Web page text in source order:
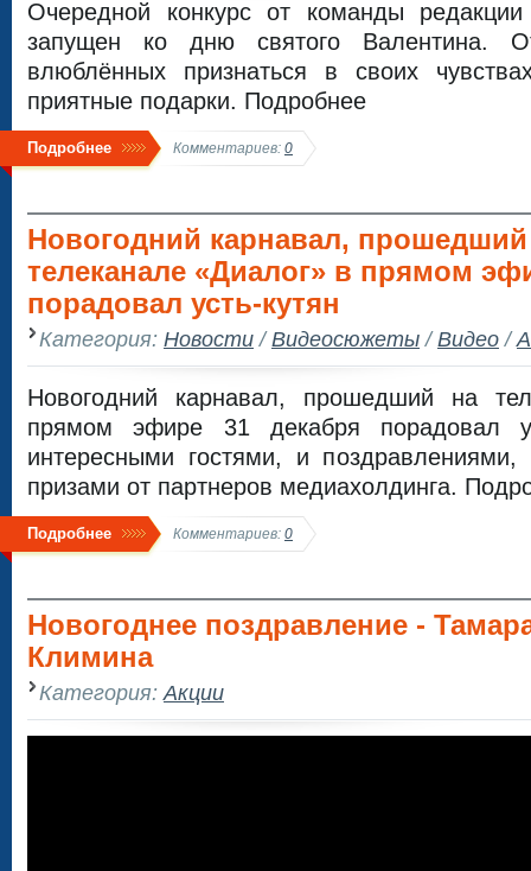
Очередной конкурс от команды
запущен ко дню святого Валентина.
влюблённых признаться в своих
приятные подарки. Подробнее
Подробнее Комментариев: 0
Новогодний карнавал,
телеканале «Диалог» в прямом
порадовал усть-кутян
Категория: Новости/Видеосюжеты/Видео/
Новогодний карнавал, прошедший на
прямом эфире 31 декабря порадовал
интересными гостями, и
призами от партнеров медиахолдинга.
Подробнее Комментариев: 0
Новогоднее поздравление -
Климина
Категория: Акции